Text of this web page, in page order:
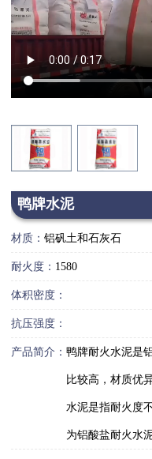
鸭牌水泥
材质： 铝矾土和石灰石
耐火度： 1580
体积密度：
抗压强度：
产品简介： 鸭牌耐火水泥是
比较高，材质优
水泥是指耐火度
为铝酸盐耐火水